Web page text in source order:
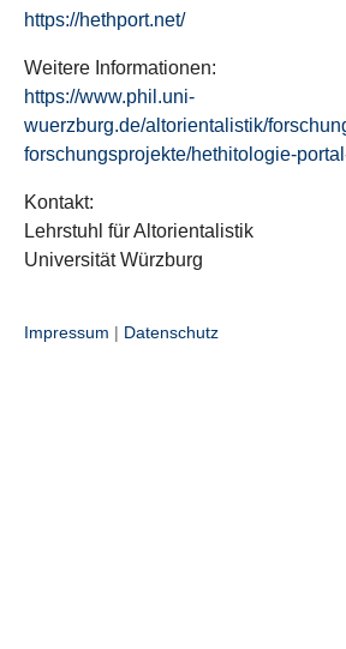
https://hethport.net/
Weitere Informationen:
https://www.phil.uni-
wuerzburg.de/altorientalistik/
forschungsprojekte/hethitologie-
Kontakt:
Lehrstuhl für Altorientalistik
Universität Würzburg
Impressum | Datenschutz